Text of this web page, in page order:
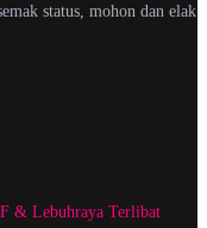
status, mohon dan elak
& Lebuhraya Terlibat